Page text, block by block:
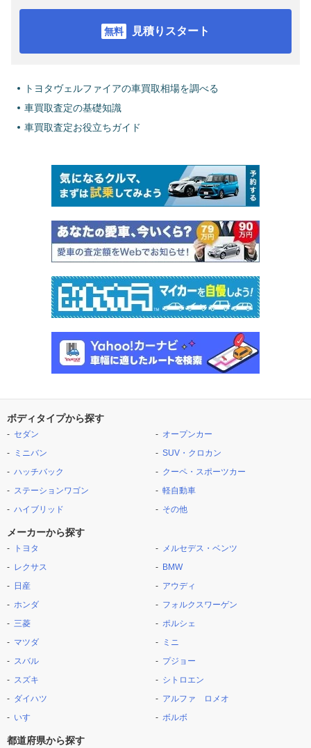
見積りスタート
トヨタヴェルファイアの車買取相場を調べる
車買取査定の基礎知識
車買取査定お役立ちガイド
ボディタイプから探す
セダン
ミニバン
ハッチバック
ステーションワゴン
ハイブリッド
オープンカー
SUV・クロカン
クーペ・スポーツカー
軽自動車
その他
メーカーから探す
トヨタ
レクサス
日産
ホンダ
三菱
マツダ
スバル
スズキ
ダイハツ
いすゞ
メルセデス・ベンツ
BMW
アウディ
フォルクスワーゲン
ポルシェ
ミニ
プジョー
シトロエン
アルファ ロメオ
ボルボ
都道府県から探す